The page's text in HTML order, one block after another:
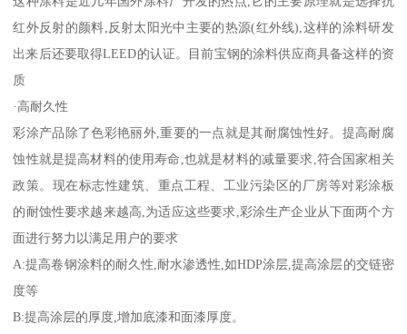
红外反射的颜料,反射太阳光中主要的热源(红外线),这样的涂料研发
出来后还要取得LEED的认证。目前宝钢的涂料供应商具备这样的资
质
·高耐久性
彩涂产品除了色彩艳丽外,重要的一点就是其耐腐蚀性好。提高耐腐
蚀性就是提高材料的使用寿命,也就是材料的减量要求,符合国家相关
政策。现在标志性建筑、重点工程、工业污染区的厂房等对彩涂板
的耐蚀性要求越来越高,为适应这些要求,彩涂生产企业从下面两个方
面进行努力以满足用户的要求
A:提高卷钢涂料的耐久性,耐水渗透性,如HDP涂层,提高涂层的交链密
度等
B:提高涂层的厚度,增加底漆和面漆厚度。